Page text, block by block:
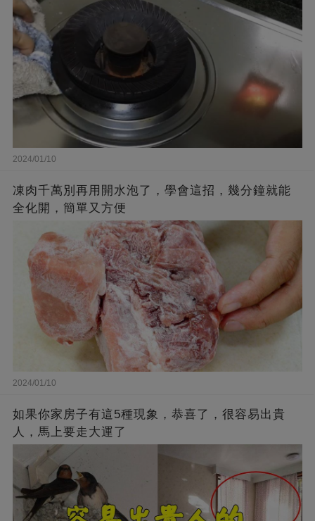
2024/01/10
凍肉千萬別再用開水泡了，學會這招，幾分鐘就能
全化開，簡單又方便
2024/01/10
如果你家房子有這5種現象，恭喜了，很容易出貴
人，馬上要走大運了